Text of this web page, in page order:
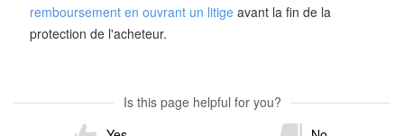
remboursement en ouvrant un litige avant la fin de la
protection de l'acheteur.
Is this page helpful for you?